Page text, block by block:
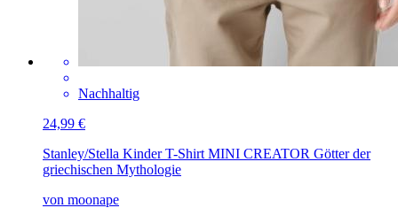
Nachhaltig
24,99 €
Stanley/Stella Kinder T-Shirt MINI CREATOR Götter der
griechischen Mythologie
von moonape